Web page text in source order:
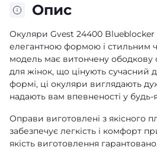
Опис
Окуляри Gvest 24400
елегантною формою і стильним
модель має витончену ободкову
для жінок, що цінують сучасний
формі, ці окуляри виглядають
надають вам впевненості у будь-
Оправи виготовлені з якісного
забезпечує легкість і комфорт
якість виготовлення